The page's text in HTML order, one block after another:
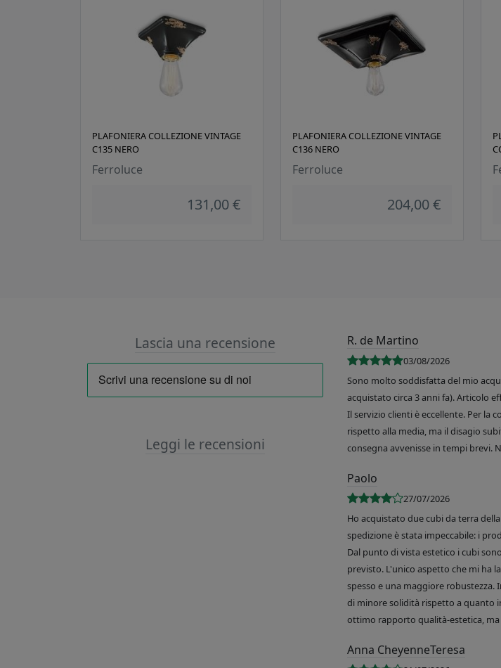
PLAFONIERA COLLEZIONE VINTAGE
C135 NERO
Ferroluce
131,00 €
PLAFONIERA COLLEZIONE VINTAGE
C136 NERO
Ferroluce
204,00 €
Lascia una recensione
Leggi le recensioni
R. de Martino
03/08/2026
Sono molto soddisfatta del mio
acquistato circa 3 anni fa). Articolo
Il servizio clienti è eccellente. Per la
rispetto alla media, ma il disagio
consegna avvenisse in tempi brevi.
Paolo
27/07/2026
Ho acquistato due cubi da terra
spedizione è stata impeccabile: i
Dal punto di vista estetico i cubi
previsto. L'unico aspetto che mi ha
spesso e una maggiore robustezza.
di minore solidità rispetto a quanto
ottimo rapporto qualità-estetica,
Anna CheyenneTeresa